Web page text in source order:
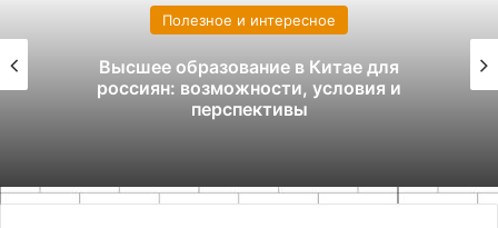
Полезное и интересное
Высшее образование в Китае для
россиян: возможности, условия и
перспективы